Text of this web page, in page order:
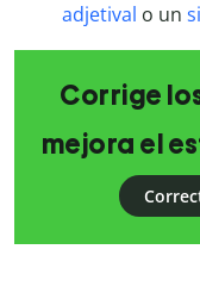
adjetival o un
Corrige
mejora el